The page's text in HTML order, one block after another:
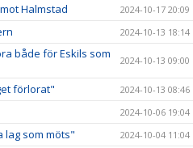
Halmstad 2024-10-17 20:09
2024-10-13 18:14
både för Eskils som
2024-10-13 09:00
förlorat" 2024-10-13 08:46
2024-10-06 19:04
lag som möts" 2024-10-04 11:04